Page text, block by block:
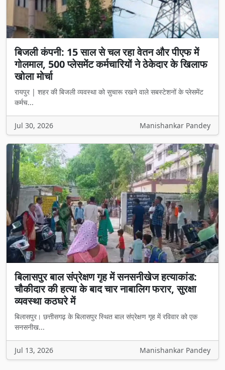
बिजली कंपनी: 15 साल से चल रहा वेतन और पीएफ में
गोलमाल, 500 प्लेसमेंट कर्मचारियों ने ठेकेदार के खिलाफ
खोला मोर्चा
रायपुर | शहर की बिजली व्यवस्था को सुचारू रखने वाले सबस्टेशनों के प्लेसमेंट
कर्मच...
Jul 30, 2026 Manishankar Pandey
बिलासपुर बाल संप्रेक्षण गृह में सनसनीखेज हत्याकांड:
चौकीदार की हत्या के बाद चार नाबालिग फरार, सुरक्षा
व्यवस्था कठघरे में
बिलासपुर। छत्तीसगढ़ के बिलासपुर स्थित बाल संप्रेक्षण गृह में रविवार को एक
सनसनीख...
Jul 13, 2026 Manishankar Pandey